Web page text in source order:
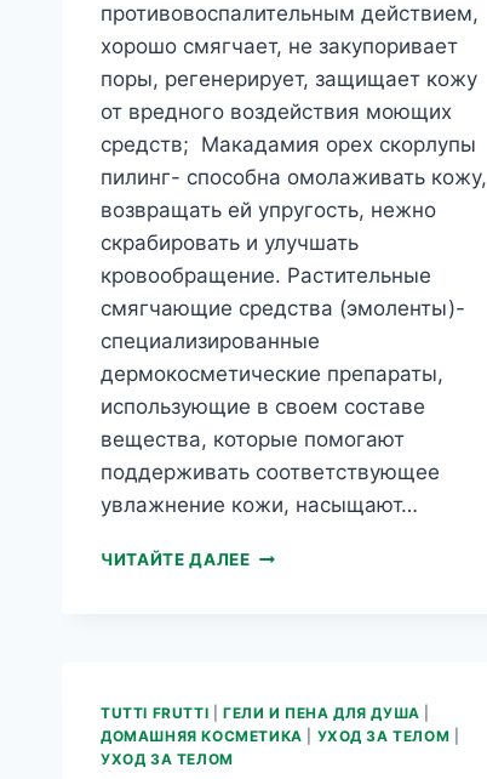
противовоспалительным действием,
хорошо смягчает, не закупоривает
поры, регенерирует, защищает кожу
от вредного воздействия моющих
средств; Макадамия орех скорлупы
пилинг- способна омолаживать кожу,
возвращать ей упругость, нежно
скрабировать и улучшать
кровообращение. Растительные
смягчающие средства (эмоленты)-
специализированные
дермокосметические препараты,
использующие в своем составе
вещества, которые помогают
поддерживать соответствующее
увлажнение кожи, насыщают…
ЧИТАЙТЕ ДАЛЕЕGUARANA
ТЕЛА
TUTTI FRUTTI ГЕЛИ И ПЕНА ДЛЯ ДУША
ДОМАШНЯЯ КОСМЕТИКА
УХОД ЗА ТЕЛОМ
УХОД ЗА ТЕЛОМ